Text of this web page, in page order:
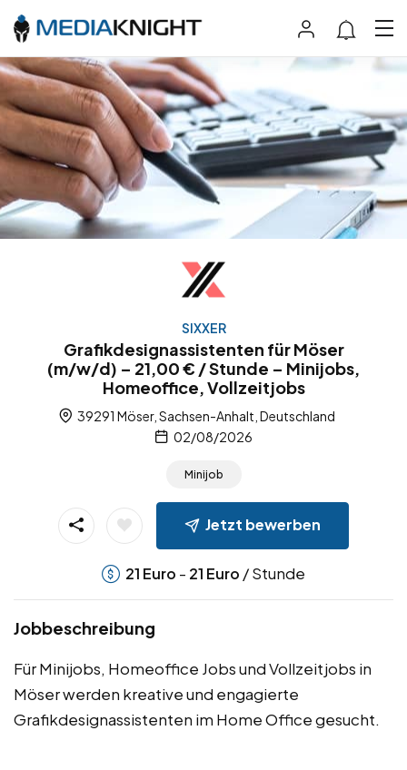
SIXXER
Grafikdesignassistenten für Möser
(m/w/d) – 21,00 € / Stunde – Minijobs,
Homeoffice, Vollzeitjobs
39291 Möser, Sachsen-Anhalt, Deutschland
02/08/2026
Minijob
Jetzt bewerben
21 Euro - 21 Euro / Stunde
Jobbeschreibung
Für Minijobs, Homeoffice Jobs und Vollzeitjobs in
Möser werden kreative und engagierte
Grafikdesignassistenten im Home Office gesucht.